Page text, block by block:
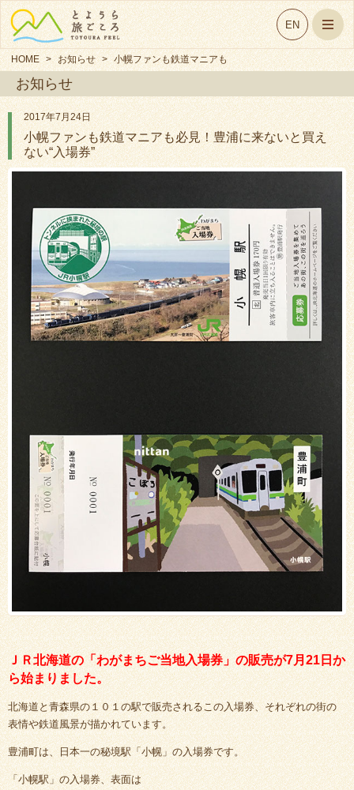
EN
HOME > お知らせ > 小幌ファンも鉄道マニアも
ない“入場券”
お知らせ
2017年7月24日
小幌ファンも鉄道マニアも必見！豊浦に来ないと買え
ない“入場券”
ＪＲ北海道の「わがまちご当地入場券」の販売が7月21日か
ら始まりました。
北海道と青森県の１０１の駅で販売されるこの入場券、それぞれの街の
表情や鉄道風景が描かれています。
豊浦町は、日本一の秘境駅「小幌」の入場券です。
「小幌駅」の入場券、表面は